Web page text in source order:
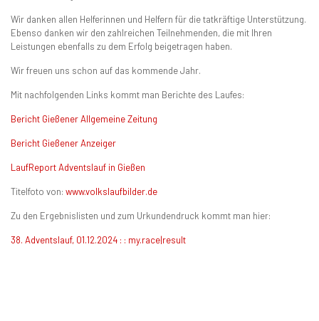
Wir danken allen Helferinnen und Helfern für die tatkräftige Unterstützung.
Ebenso danken wir den zahlreichen Teilnehmenden, die mit Ihren
Leistungen ebenfalls zu dem Erfolg beigetragen haben.
Wir freuen uns schon auf das kommende Jahr.
Mit nachfolgenden Links kommt man Berichte des Laufes:
Bericht Gießener Allgemeine Zeitung
Bericht Gießener Anzeiger
LaufReport Adventslauf in Gießen
Titelfoto von: www.volkslaufbilder.de
Zu den Ergebnislisten und zum Urkundendruck kommt man hier:
38. Adventslauf, 01.12.2024 : : my.race|result